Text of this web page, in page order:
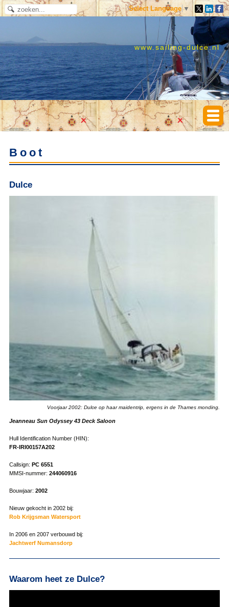
Select Language ▼
www.sailing-dulce.nl
Boot
Dulce
Voorjaar 2002: Dulce op haar maidentrip, ergens in de Thames monding.
Jeanneau Sun Odyssey 43 Deck Saloon
Hull Identification Number (HIN):
FR-IRI00157A202
Callsign: PC 6551
MMSI-nummer: 244060916
Bouwjaar: 2002
Nieuw gekocht in 2002 bij:
Rob Krijgsman Watersport
In 2006 en 2007 verbouwd bij:
Jachtwerf Numansdorp
Waarom heet ze Dulce?